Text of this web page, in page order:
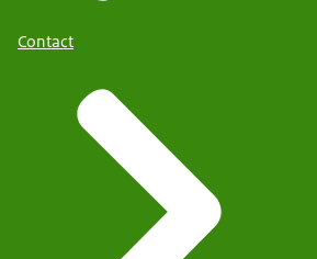
Contact